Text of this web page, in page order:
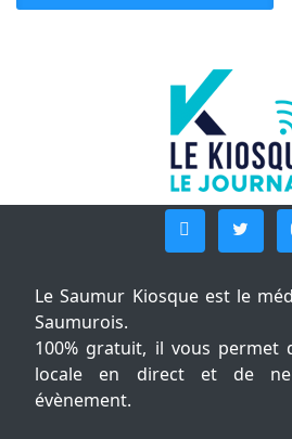
Le Saumur Kiosque est le
Saumurois.
100% gratuit, il vous permet
locale en direct et de ne
évènement.